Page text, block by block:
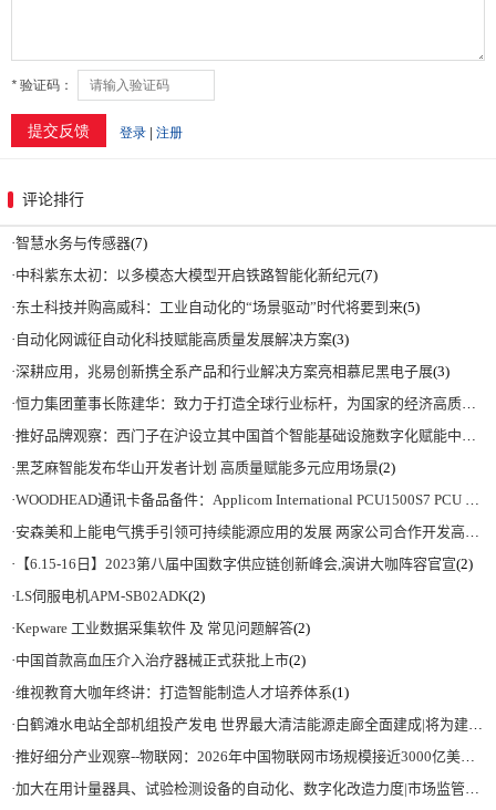
评论排行
·智慧水务与传感器(7)
·中科紫东太初：以多模态大模型开启铁路智能化新纪元(7)
·东土科技并购高威科：工业自动化的“场景驱动”时代将要到来(5)
· 自动化网诚征自动化科技赋能高质量发展解决方案(3)
·深耕应用，兆易创新携全系产品和行业解决方案亮相慕尼黑电子展(3)
·恒力集团董事长陈建华：致力于打造全球行业标杆，为国家的经济高质量发展贡献更大力量|上海电气集团党委书记、董事长吴磊来访
·推好品牌观察：西门子在沪设立其中国首个智能基础设施数字化赋能中心
·黑芝麻智能发布华山开发者计划 高质量赋能多元应用场景(2)
·WOODHEAD通讯卡备品备件：Applicom International PCU1500S7 PCU 1500 S7 V4.5.0
·安森美和上能电气携手引领可持续能源应用的发展 两家公司合作开发高性能储能和太阳能组串式逆变器方案 以实现可持续的未来
· 【6.15-16日】2023第八届中国数字供应链创新峰会,演讲大咖阵容官宣(2)
·LS伺服电机APM-SB02ADK(2)
·Kepware 工业数据采集软件 及 常见问题解答(2)
·中国首款高血压介入治疗器械正式获批上市(2)
·维视教育大咖年终讲：打造智能制造人才培养体系(1)
·白鹤滩水电站全部机组投产发电 世界最大清洁能源走廊全面建成|将为建设新型能源体系、保障国家能源安全、实现“双碳”目标提供有力支撑
·推好细分产业观察--物联网：2026年中国物联网市场规模接近3000亿美元 智慧工厂、智慧城市、智慧电网等将占60%以上
·加大在用计量器具、试验检测设备的自动化、数字化改造力度|市场监管总局 工业和信息化部 关于促进企业计量能力提升的指导意见